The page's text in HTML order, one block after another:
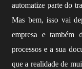
automatize parte do
Mas bem, isso vai
empresa e também
processos e a sua
que a realidade de